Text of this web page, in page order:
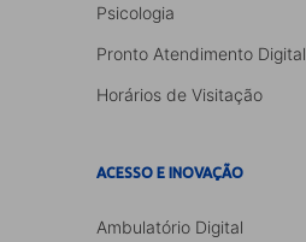
Psicologia
Pronto Atendimento Digital
Horários de Visitação
ACESSO E INOVAÇÃO
Ambulatório Digital